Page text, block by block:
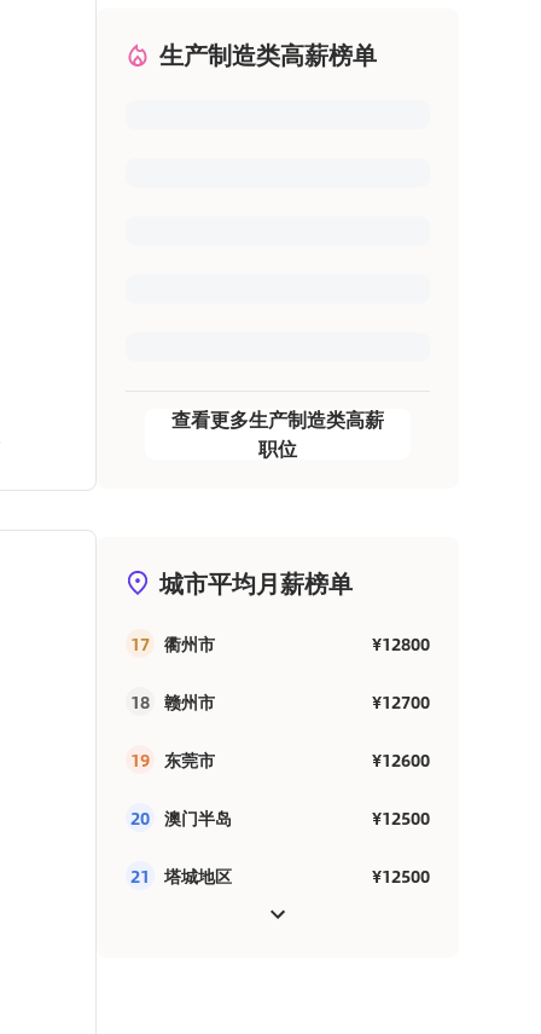
生产制造类高薪榜单
查看更多生产制造类高薪
职位
城市平均月薪榜单
17 衢州市 ¥12800
18 赣州市 ¥12700
19 东莞市 ¥12600
20 澳门半岛 ¥12500
21 塔城地区 ¥12500